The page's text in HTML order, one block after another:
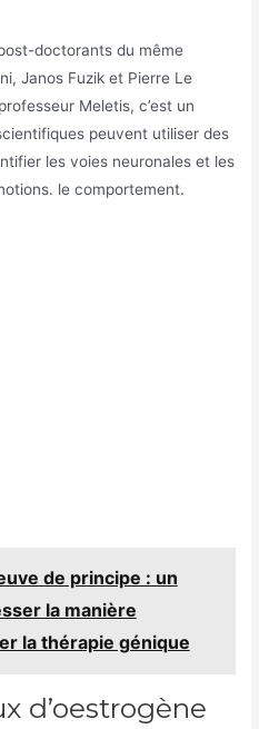
doctorants du même
Janos Fuzik et Pierre Le
Meletis, c’est un
peuvent utiliser des
les voies neuronales et les
le comportement.
de principe : un
la manière
la thérapie génique
d’oestrogène